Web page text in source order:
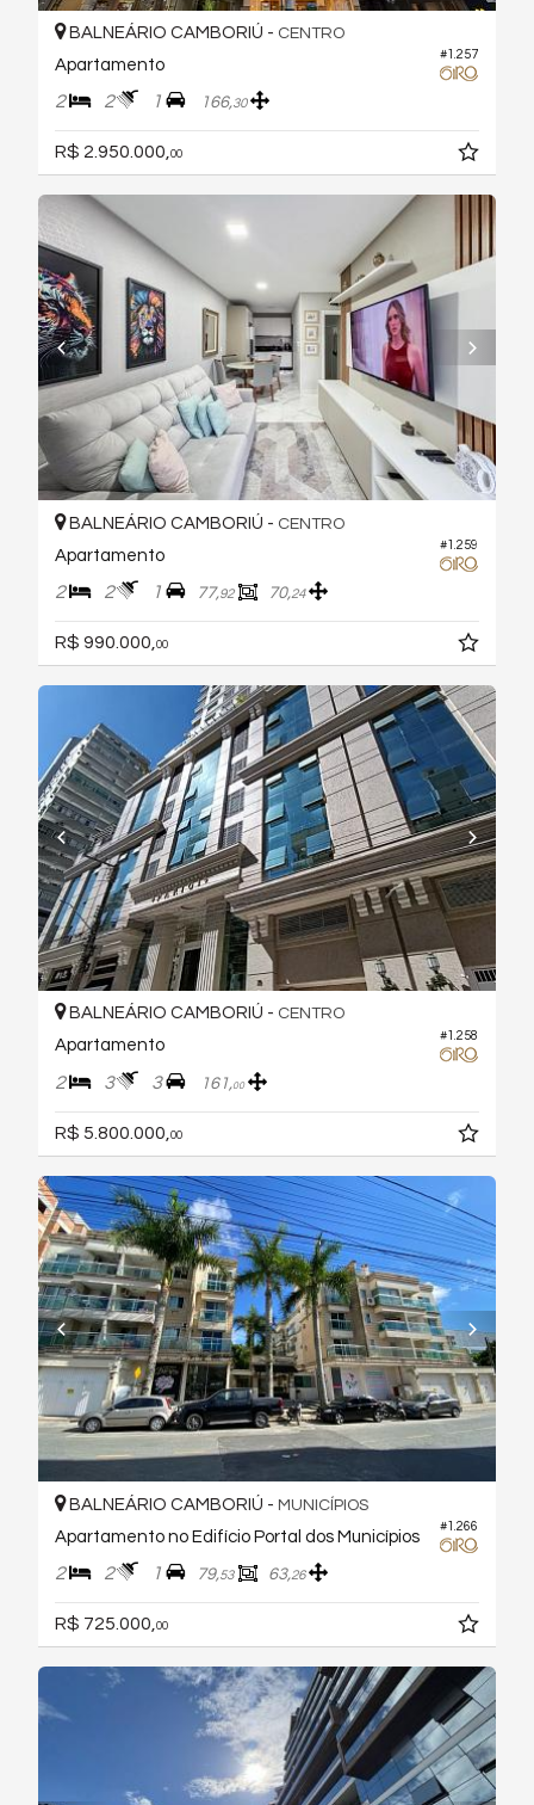
#1.257
BALNEÁRIO CAMBORIÚ - CENTRO
Apartamento
2 2 1 166,30
R$ 2.950.000,00
#1.259
BALNEÁRIO CAMBORIÚ - CENTRO
Apartamento
2 2 1 77,92 70,24
R$ 990.000, 00
#1.258
BALNEÁRIO CAMBORIÚ - CENTRO
Apartamento
2 3 3 161,00
R$ 5.800.000,00
#1.266
BALNEÁRIO CAMBORIÚ - MUNICÍPIOS
Apartamento no Edifício Portal dos Municípios
2 2 1 79,53 63,26
R$ 725.000, 00